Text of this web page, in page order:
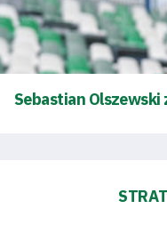
Sebastian